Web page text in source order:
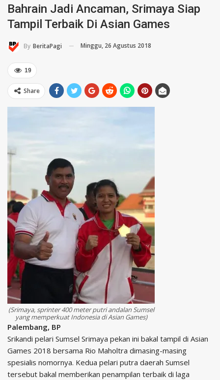
Bahrain Jadi Ancaman, Srimaya Siap
Tampil Terbaik Di Asian Games
By BeritaPagi Minggu, 26 Agustus 2018
19
Share
(Srimaya, sprinter 400 meter putri andalan Sumsel
yang memperkuat Indonesia di Asian Games)
Palembang, BP
Srikandi pelari Sumsel Srimaya pekan ini bakal tampil di Asian
Games 2018 bersama Rio Maholtra dimasing-masing
spesialis nomornya. Kedua pelari putra daerah Sumsel
tersebut bakal memberikan penampilan terbaik di laga